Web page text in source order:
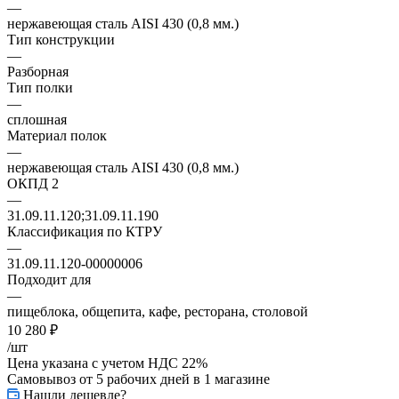
—
нержавеющая сталь AISI 430 (0,8 мм.)
Тип конструкции
—
Разборная
Тип полки
—
сплошная
Материал полок
—
нержавеющая сталь AISI 430 (0,8 мм.)
ОКПД 2
—
31.09.11.120;31.09.11.190
Классификация по КТРУ
—
31.09.11.120-00000006
Подходит для
—
пищеблока, общепита, кафе, ресторана, столовой
10 280 ₽
/шт
Цена указана с учетом НДС 22%
Самовывоз от 5 рабочих дней в 1 магазине
Нашли дешевле?